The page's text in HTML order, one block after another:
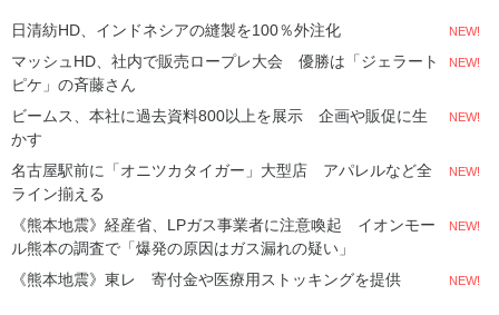
日清紡HD、インドネシアの縫製を100％外注化 NEW!
マッシュHD、社内で販売ロープレ大会 優勝は「ジェラート
ピケ」の斉藤さん
NEW!
ビームス、本社に過去資料800以上を展示 企画や販促に生
かす
NEW!
名古屋駅前に「オニツカタイガー」大型店 アパレルなど全
ライン揃える
NEW!
《熊本地震》経産省、LPガス事業者に注意喚起 イオンモー
ル熊本の調査で「爆発の原因はガス漏れの疑い」
NEW!
《熊本地震》東レ 寄付金や医療用ストッキングを提供 NEW!